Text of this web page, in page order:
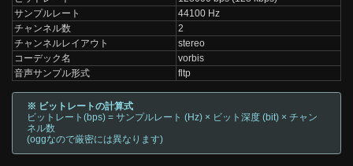
サンプルレート
44100 Hz
チャンネル数
2
チャンネルレイアウト
stereo
コーデック名
vorbis
音声サンプル形式
fltp
※ ビットレートの計算式
ビットレート(bps) = サンプルレート (Hz) × ビット深度 (bit) × チャン
ネル数
(oggなので厳密には異なります)